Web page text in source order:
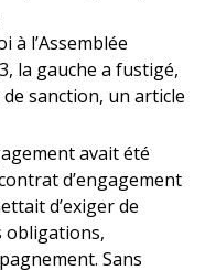
à l’Assemblée
la gauche a fustigé,
sanction, un article
avait été
d’engagement
d’exiger de
obligations,
Sans